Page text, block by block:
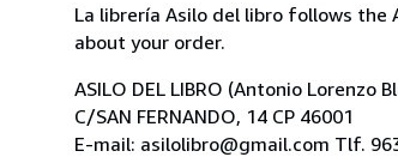
La librería Asilo del libro follows
about your order.
ASILO DEL LIBRO (Antonio Lorenzo
C/SAN FERNANDO, 14 CP 46001
E-mail: asilolibro@gmail.com Tlf.